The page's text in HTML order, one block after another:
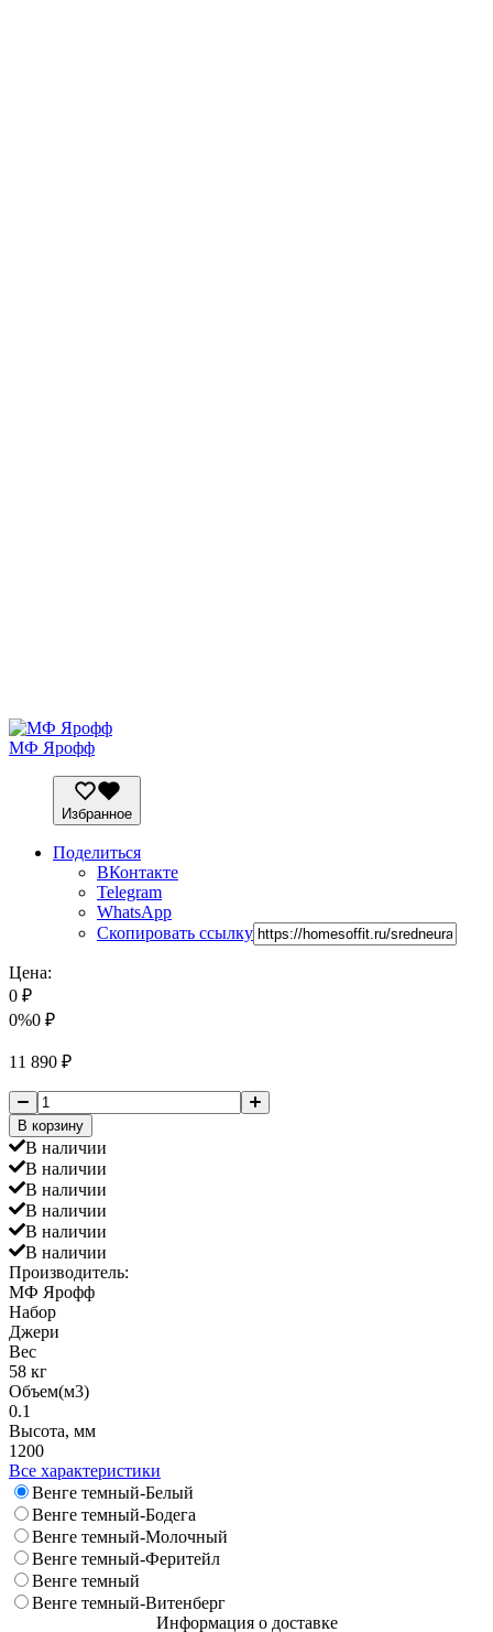
МФ Ярофф
Избранное
Поделиться
ВКонтакте
Telegram
WhatsApp
Скопировать ссылку
Цена:
0 ₽
0%0 ₽
11 890 ₽
В корзину
В наличии
В наличии
В наличии
В наличии
В наличии
В наличии
Производитель:
МФ Ярофф
Набор
Джери
Вес
58 кг
Объем(м3)
0.1
Высота, мм
1200
Все характеристики
Венге темный-Белый
Венге темный-Бодега
Венге темный-Молочный
Венге темный-Феритейл
Венге темный
Венге темный-Витенберг
Информация о доставке